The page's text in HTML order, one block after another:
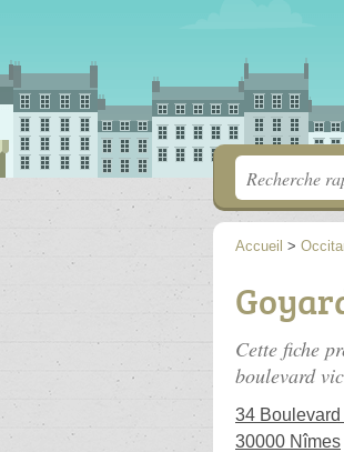
Accueil >
Cette fiche
boulevard
34
30000 Nîmes